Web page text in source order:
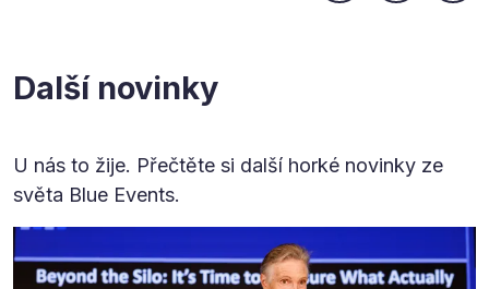
Další novinky
U nás to žije. Přečtěte si další horké novinky ze
světa Blue Events.